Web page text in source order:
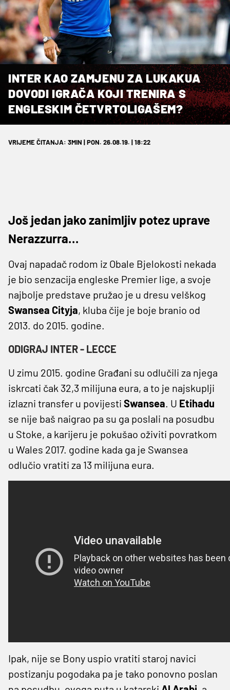
INTER KAO ZAMJENU ZA LUKAKUA
DOVODI IGRAČA KOJI TRENIRA S
ENGLESKIM ČETVRTOLIGAŠEM?
VRIJEME ČITANJA: 3MIN | PON. 26.08.19. | 18:22
Još jedan jako zanimljiv potez uprave
Nerazzurra…
Ovaj napadač rodom iz Obale Bjelokosti nekada
je bio senzacija engleske Premier lige, a svoje
najbolje predstave pružao je u dresu velškog
Swansea Cityja, kluba čije je boje branio od
2013. do 2015. godine.
ODIGRAJ INTER - LECCE
U zimu 2015. godine Građani su odlučili za njega
iskrcati čak 32,3 milijuna eura, a to je najskuplji
izlazni transfer u povijesti Swansea. U Etihadu
se nije baš naigrao pa su ga poslali na posudbu
u Stoke, a karijeru je pokušao oživiti povratkom
u Wales 2017. godine kada ga je Swansea
odlučio vratiti za 13 milijuna eura.
Ipak, nije se Bony uspio vratiti staroj navici
postizanju pogodaka pa je tako ponovno poslan